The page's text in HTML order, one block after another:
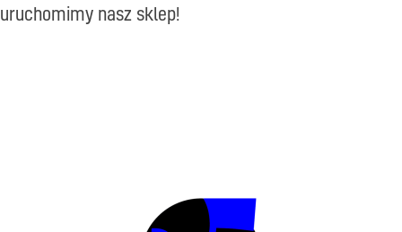
uruchomimy nasz sklep!